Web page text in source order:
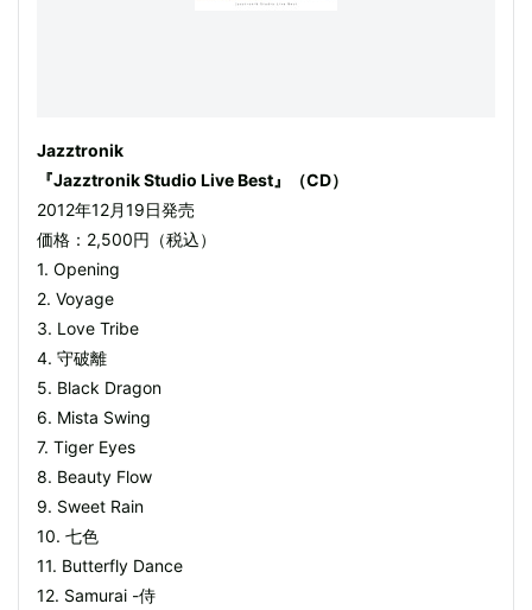
Jazztronik
『Jazztronik Studio Live Best』（CD）
2012年12月19日発売
価格：2,500円（税込）
1. Opening
2. Voyage
3. Love Tribe
4. 守破離
5. Black Dragon
6. Mista Swing
7. Tiger Eyes
8. Beauty Flow
9. Sweet Rain
10. 七色
11. Butterfly Dance
12. Samurai -侍